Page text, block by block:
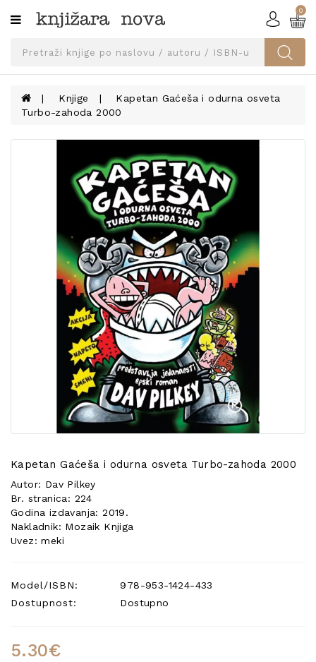
Kategorije
SVEUČILIŠNA
UDŽBENICI
0
Knjige
Kapetan Gaćeša i odurna osveta
Turbo-zahoda 2000
Kapetan Gaćeša i odurna osveta Turbo-zahoda 2000
Autor: Dav Pilkey
Br. stranica: 224
Godina izdavanja: 2019.
Nakladnik: Mozaik Knjiga
Uvez: meki
Model/ISBN:
978-953-1424-433
Dostupnost:
Dostupno
5.30€